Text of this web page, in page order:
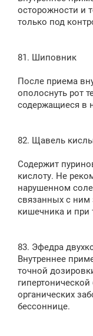
осторожности и
только под
81. Шиповник
После приема
ополоснуть рот
содержащиеся в
82. Щавель
Содержит
кислоту. Не
нарушенном
связанных с ним
кишечника и при
83. Эфедра
Внутреннее
точной
органических
бессоннице.